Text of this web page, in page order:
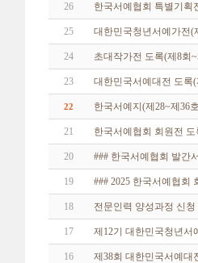
26 한국서예협회 특별기획
25 대한민국청년서예가전(
24 초대작가전 도록(제8회
23 대한민국서예대전 도록
22 한국서예지(제28~제36
21 한국서예협회 회원전 도
20 ### 한국서예협회 발간
19 ### 2025 한국서예협회
18 전문인력 양성과정 신청
17 제12기 대한민국청년서
16 제38회 대한민국서예대